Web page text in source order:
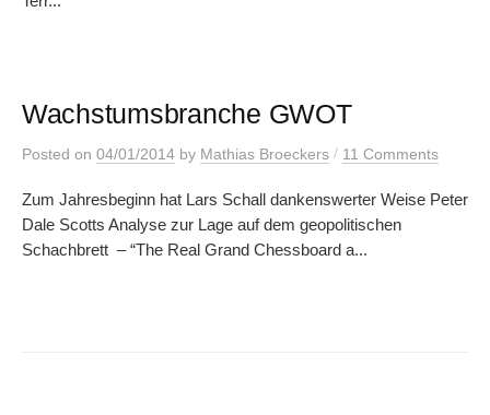
Wachstumsbranche GWOT
Posted on 04/01/2014 by Mathias Broeckers / 11 Comments
Zum Jahresbeginn hat Lars Schall dankenswerter Weise Peter
Dale Scotts Analyse zur Lage auf dem geopolitischen
Schachbrett – “The Real Grand Chessboard a...